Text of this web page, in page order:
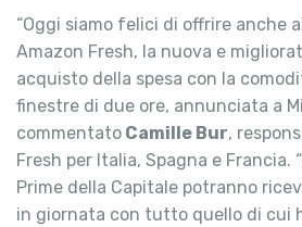
“Oggi siamo felici di offrire anche
Amazon Fresh, la nuova e
acquisto della spesa con la
finestre di due ore, annunciata a
commentato Camille Bur,
Fresh per Italia, Spagna e Francia.
Prime della Capitale potranno
in giornata con tutto quello di cui